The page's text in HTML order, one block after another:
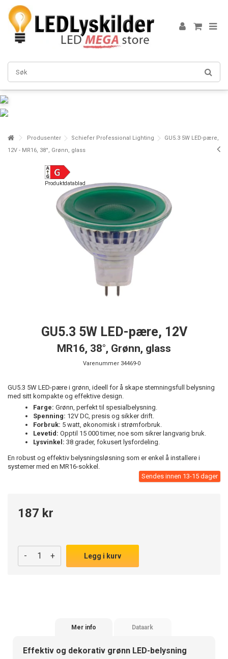
Produsenter Schiefer Professional Lighting
GU5.3 5W LED-pære,
12V - MR16, 38°, Grønn, glass
Produktdatablad
GU5.3 5W LED-pære, 12V
MR16, 38°, Grønn, glass
Varenummer 34469-0
GU5.3 5W LED-pære i grønn, ideell for å skape stemningsfull belysning
med sitt kompakte og effektive design.
Farge: Grønn, perfekt til spesialbelysning.
Spenning: 12V DC, presis og sikker drift.
Forbruk: 5 watt, økonomisk i strømforbruk.
Levetid: Opptil 15 000 timer, noe som sikrer langvarig bruk.
Lysvinkel: 38 grader, fokusert lysfordeling.
En robust og effektiv belysningsløsning som er enkel å installere i
systemer med en MR16-sokkel.
Sendes innen 13-15 dager
187 kr
- + Legg i kurv
Mer info Dataark
Effektiv og dekorativ grønn LED-belysning